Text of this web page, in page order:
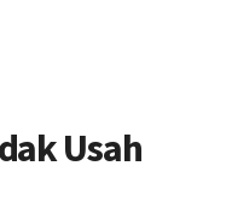
Usah